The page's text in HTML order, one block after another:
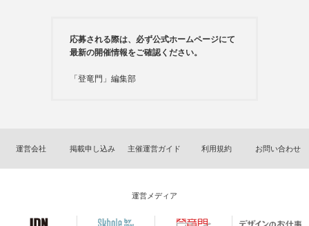
応募される際は、必ず公式ホームページにて
最新の開催情報をご確認ください。
「登竜門」編集部
運営会社 掲載申し込み 主催運営ガイド 利用規約 お問い合わせ
運営メディア